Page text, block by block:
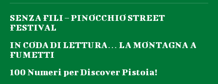
SENZA FILI – PINOCCHIO STREET
FESTIVAL
IN CODA DI LETTURA… LA MONTAGNA A
FUMETTI
100 Numeri per Discover Pistoia!